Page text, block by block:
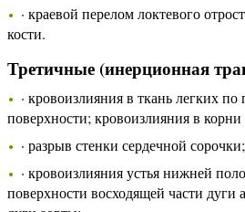
· краевой перелом локтевого
кости.
Третичные (инерционная
· кровоизлияния в ткань легких по
поверхности; кровоизлияния в корни
· разрыв стенки сердечной сорочки;
· кровоизлияния устья нижней
поверхности восходящей части дуги